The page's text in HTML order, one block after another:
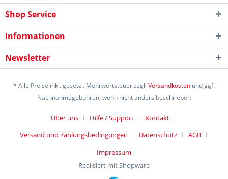
Shop Service
Informationen
Newsletter
* Alle Preise inkl. gesetzl. Mehrwertsteuer zzgl.Versandkosten und ggf.
Nachnahmegebühren, wenn nicht anders beschrieben
Über uns Hilfe / Support
Kontakt
Versand und Zahlungsbedingungen
Datenschutz
AGB
Impressum
Realisiert mit Shopware